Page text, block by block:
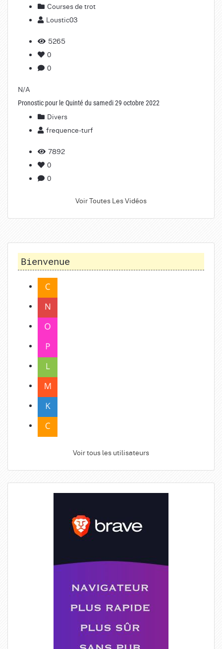
Courses de trot
Loustic03
5265
0
0
N/A
Pronostic pour le Quinté du samedi 29 octobre 2022
Divers
frequence-turf
7892
0
0
Voir Toutes Les Vidéos
Bienvenue
Voir tous les utilisateurs